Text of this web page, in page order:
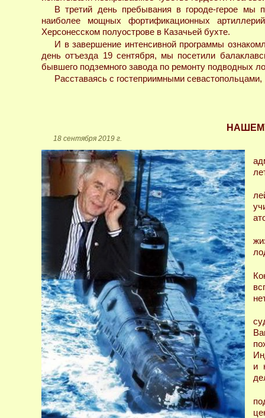
В третий день пребывания в городе-герое мы
наиболее мощных фортификационных
Херсонесском полуострове в Казачьей бухте.
И в завершение интенсивной программы
день отъезда 19 сентября, мы посетили
бывшего подземного завода по ремонту подводных
Расставаясь с гостеприимными
18 сентября 2019 г.
и